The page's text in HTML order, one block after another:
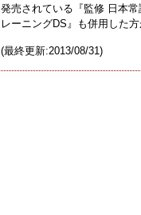
発売されている『監修 日本
レーニングDS』も併用した方
(最終更新:2013/08/31)